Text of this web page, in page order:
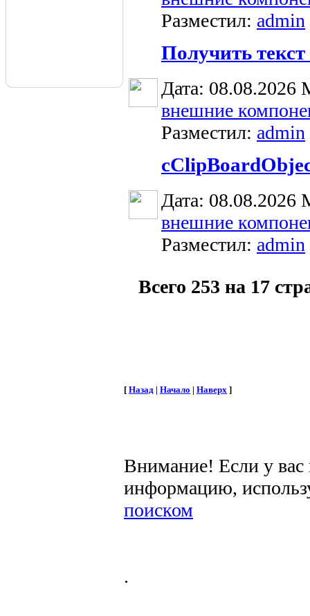
Разместил: admin
Получить
Дата: 08.08.2026
внешние
Разместил: admin
Дата: 08.08.2026
внешние
Разместил: admin
Всего 253 на 17
[ Назад | Начало | Наверх ]
Внимание! Если у
информацию,
поиском
.